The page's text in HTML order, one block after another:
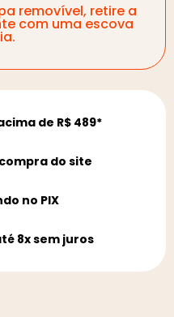
removível, retire a
com uma escova
de R$ 489*
compra do site
no PIX
8x sem juros